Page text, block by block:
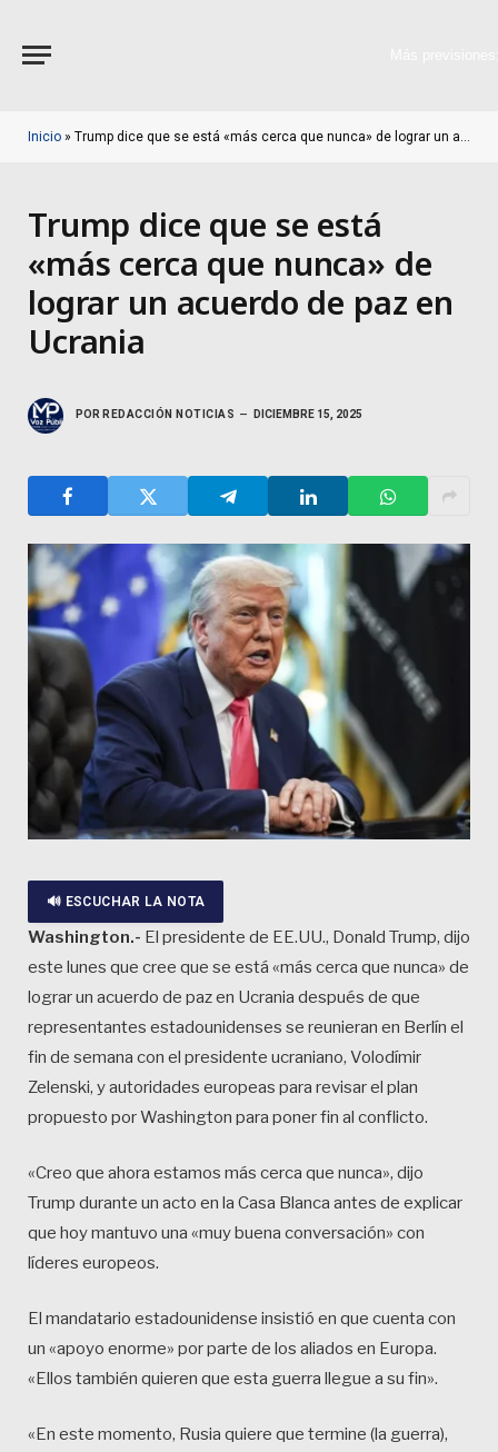
Inicio » Trump dice que se está «más cerca que nunca» de lograr un acuerdo de paz en Ucrania
Trump dice que se está
«más cerca que nunca» de
lograr un acuerdo de paz en
Ucrania
POR REDACCIÓN NOTICIAS DICIEMBRE 15, 2025
🔊 ESCUCHAR LA NOTA
Washington.- El presidente de EE.UU., Donald Trump, dijo
este lunes que cree que se está «más cerca que nunca» de
lograr un acuerdo de paz en Ucrania después de que
representantes estadounidenses se reunieran en Berlín el
fin de semana con el presidente ucraniano, Volodímir
Zelenski, y autoridades europeas para revisar el plan
propuesto por Washington para poner fin al conflicto.
«Creo que ahora estamos más cerca que nunca», dijo
Trump durante un acto en la Casa Blanca antes de explicar
que hoy mantuvo una «muy buena conversación» con
líderes europeos.
El mandatario estadounidense insistió en que cuenta con
un «apoyo enorme» por parte de los aliados en Europa.
«Ellos también quieren que esta guerra llegue a su fin».
«En este momento, Rusia quiere que termine (la guerra),